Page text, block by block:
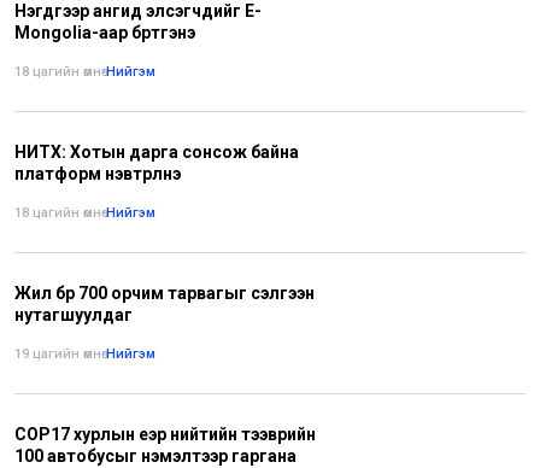
Нэгдүгээр ангид элсэгчдийг E-
Mongolia-аар бүртгэнэ
18 цагийн өмнө•Нийгэм
НИТХ: Хотын дарга сонсож байна
платформ нэвтрүүлнэ
18 цагийн өмнө•Нийгэм
Жил бүр 700 орчим тарвагыг сэлгээн
нутагшуулдаг
19 цагийн өмнө•Нийгэм
СОР17 хурлын үеэр нийтийн тээврийн
100 автобусыг нэмэлтээр гаргана